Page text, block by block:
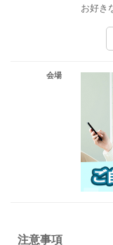
お好き
会場
注意事項